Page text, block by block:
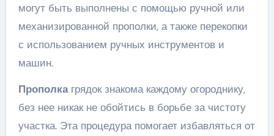
могут быть выполнены с помощью ручной или
механизированной прополки, а также перекопки
с использованием ручных инструментов и
машин.
Прополкагрядок знакома каждому огороднику,
без нее никак не обойтись в борьбе за чистоту
участка. Эта процедура помогает избавляться от